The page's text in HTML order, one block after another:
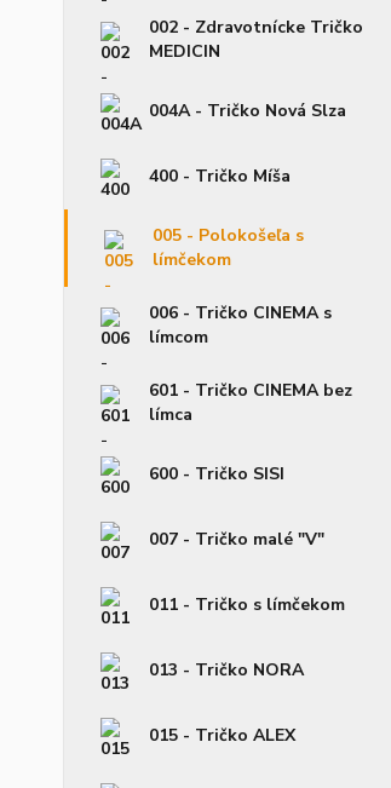
002 - Zdravotnícke Tričko
MEDICIN
004A - Tričko Nová Slza
400 - Tričko Míša
005 - Polokošeľa s
límčekom
006 - Tričko CINEMA s
límcom
601 - Tričko CINEMA bez
límca
600 - Tričko SISI
007 - Tričko malé "V"
011 - Tričko s límčekom
013 - Tričko NORA
015 - Tričko ALEX